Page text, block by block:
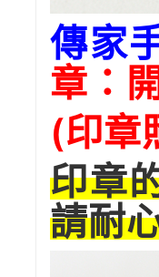
傳家
章：
(印章
印章
請耐